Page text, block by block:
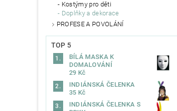
Kostýmy pro děti
Doplňky a dekorace
PROFESE A POVOLÁNÍ
TOP 5
BÍLÁ MASKA K
DOMALOVÁNÍ
29 Kč
INDIÁNSKÁ ČELENKA
35 Kč
INDIÁNSKÁ ČELENKA S